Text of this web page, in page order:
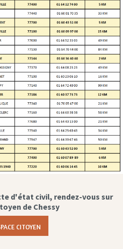
d'état civil, rendez-vous sur
de Chessy
CITOYEN